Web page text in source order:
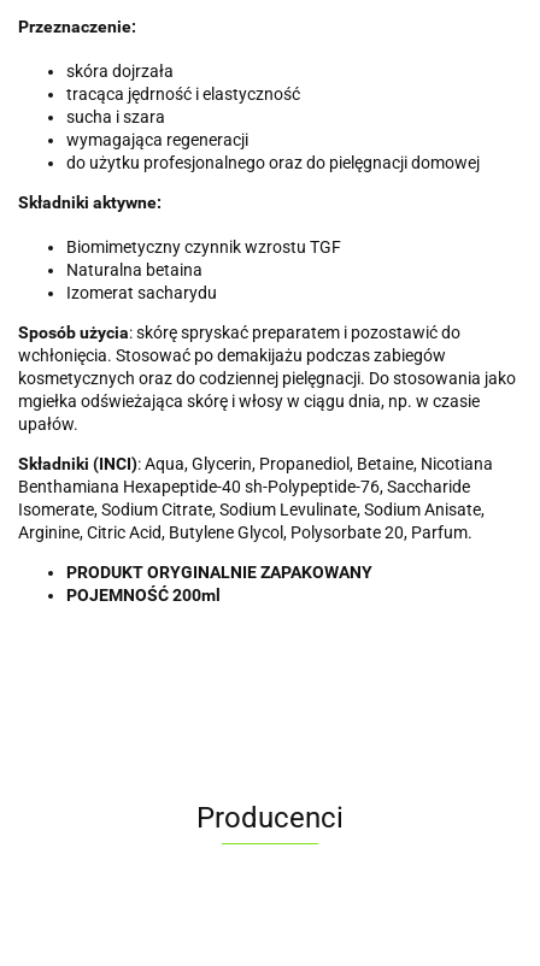
Przeznaczenie:
skóra dojrzała
tracąca jędrność i elastyczność
sucha i szara
wymagająca regeneracji
do użytku profesjonalnego oraz do pielęgnacji domowej
Składniki aktywne:
Biomimetyczny czynnik wzrostu TGF
Naturalna betaina
Izomerat sacharydu
Sposób użycia: skórę spryskać preparatem i pozostawić do
wchłonięcia. Stosować po demakijażu podczas zabiegów
kosmetycznych oraz do codziennej pielęgnacji. Do stosowania jako
mgiełka odświeżająca skórę i włosy w ciągu dnia, np. w czasie
upałów.
Składniki (INCI): Aqua, Glycerin, Propanediol, Betaine, Nicotiana
Benthamiana Hexapeptide-40 sh-Polypeptide-76, Saccharide
Isomerate, Sodium Citrate, Sodium Levulinate, Sodium Anisate,
Arginine, Citric Acid, Butylene Glycol, Polysorbate 20, Parfum.
PRODUKT ORYGINALNIE ZAPAKOWANY
POJEMNOŚĆ 200ml
Producenci